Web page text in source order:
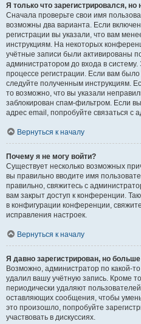
Я только что зарегистрировался, но
Сначала проверьте свои имя
возможны два варианта. Если
регистрации вы указали, что вам
инструкциям. На некоторых
учётные записи были активированы
администратором до входа в
процессе регистрации. Если вам
следуйте полученным инструкциям.
то возможно, что вы указали
заблокирован спам-фильтром. Если
адрес email, попробуйте связаться с
Вернуться к началу
Почему я не могу войти?
Существует несколько возможных
вы правильно вводите имя
правильно, свяжитесь с
вам закрыт доступ к конференции.
в конфигурации конференции,
исправления настроек.
Вернуться к началу
Я давно зарегистрирован, но
Возможно, администратор по какой-
удалил вашу учётную запись. Кроме
периодически удаляют
оставляющих сообщения, чтобы
это произошло, попробуйте
участвовать в дискуссиях.